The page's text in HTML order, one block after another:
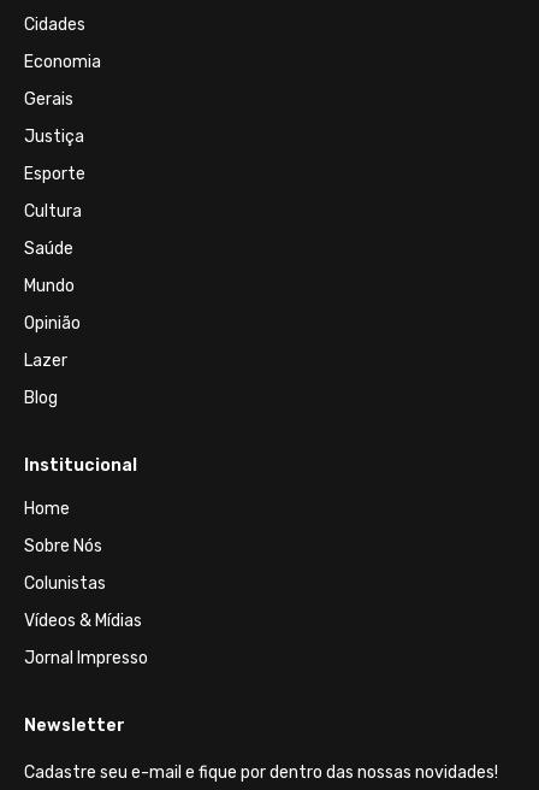
Cidades
Economia
Gerais
Justiça
Esporte
Cultura
Saúde
Mundo
Opinião
Lazer
Blog
Institucional
Home
Sobre Nós
Colunistas
Vídeos & Mídias
Jornal Impresso
Newsletter
Cadastre seu e-mail e fique por dentro das nossas novidades!